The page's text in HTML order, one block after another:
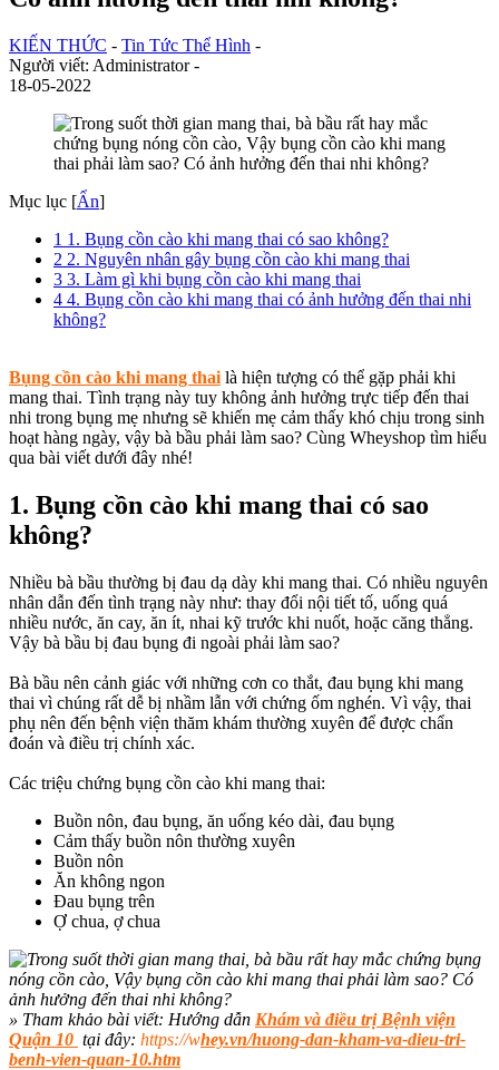
KIẾN THỨC - Tin Tức Thể Hình -
Người viết: Administrator -
18-05-2022
Mục lục [Ẩn]
1 1. Bụng cồn cào khi mang thai có sao không?
2 2. Nguyên nhân gây bụng cồn cào khi mang thai
3 3. Làm gì khi bụng cồn cào khi mang thai
4 4. Bụng cồn cào khi mang thai có ảnh hưởng đến thai nhi
không?
Bụng cồn cào khi mang thai là hiện tượng có thể gặp phải khi
mang thai. Tình trạng này tuy không ảnh hưởng trực tiếp đến thai
nhi trong bụng mẹ nhưng sẽ khiến mẹ cảm thấy khó chịu trong sinh
hoạt hàng ngày, vậy bà bầu phải làm sao? Cùng Wheyshop tìm hiểu
qua bài viết dưới đây nhé!
1. Bụng cồn cào khi mang thai có sao
không?
Nhiều bà bầu thường bị đau dạ dày khi mang thai. Có nhiều nguyên
nhân dẫn đến tình trạng này như: thay đổi nội tiết tố, uống quá
nhiều nước, ăn cay, ăn ít, nhai kỹ trước khi nuốt, hoặc căng thẳng.
Vậy bà bầu bị đau bụng đi ngoài phải làm sao?
Bà bầu nên cảnh giác với những cơn co thắt, đau bụng khi mang
thai vì chúng rất dễ bị nhầm lẫn với chứng ốm nghén. Vì vậy, thai
phụ nên đến bệnh viện thăm khám thường xuyên để được chẩn
đoán và điều trị chính xác.
Các triệu chứng bụng cồn cào khi mang thai:
Buồn nôn, đau bụng, ăn uống kéo dài, đau bụng
Cảm thấy buồn nôn thường xuyên
Buồn nôn
Ăn không ngon
Đau bụng trên
Ợ chua, ợ chua
» Tham khảo bài viết: Hướng dẫn Khám và điều trị Bệnh viện
Quận 10 tại đây: https://whey.vn/huong-dan-kham-va-dieu-tri-
benh-vien-quan-10.htm